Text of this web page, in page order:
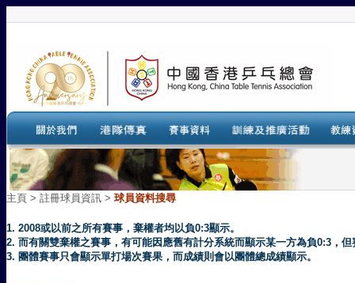
主頁 > 註冊球員資訊 > 球員資料搜尋
1. 2008或以前之所有賽事，棄權者均以負0:3顯示。
2. 而有關雙棄權之賽事，有可能因應舊有計分系統而顯示某一方為負0:3，
3. 團體賽事只會顯示單打場次賽果，而成績則會以團體總成績顯示。